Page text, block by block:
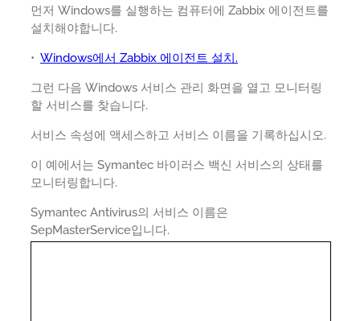
먼저 Windows를 실행하는 컴퓨터에 Zabbix 에이전트를
설치해야합니다.
• Windows에서 Zabbix 에이전트 설치.
그런 다음 Windows 서비스 관리 화면을 열고 모니터링
할 서비스를 찾습니다.
서비스 속성에 액세스하고 서비스 이름을 기록하십시오.
이 예에서는 Symantec 바이러스 백신 서비스의 상태를
모니터링합니다.
Symantec Antivirus의 서비스 이름은
SepMasterService입니다.